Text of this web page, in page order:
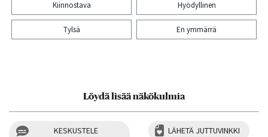
Kiinnostava Hyödyllinen
Tylsä En ymmärrä
Löydä lisää näkökulmia
KESKUSTELE
LÄHETÄ JUTTUVINKKI